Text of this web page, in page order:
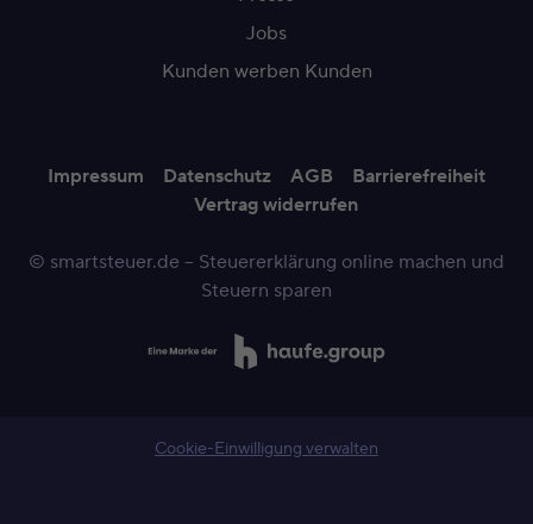
Jobs
Kunden werben Kunden
Impressum Datenschutz AGB
Barrierefreiheit
Vertrag widerrufen
© smartsteuer.de – Steuererklärung online machen und
Steuern sparen
Cookie-Einwilligung verwalten